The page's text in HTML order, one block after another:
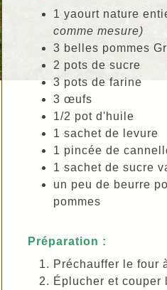
1 yaourt nature
comme mesure)
3 belles pommes
2 pots de sucre
3 pots de farine
3 œufs
1/2 pot d'huile
1 sachet de levure
1 pincée de
1 sachet de sucre
un peu de beurre
pommes
Préparation :
Préchauffer le four
Éplucher et couper